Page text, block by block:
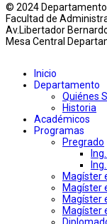
© 2024
Facultad de
Av.Libertador
Mesa Central
Inicio
Departamento
Quiénes
Historia
Académicos
Programas
Pregrado
Magíster
Magíster
Magíster
Magíster